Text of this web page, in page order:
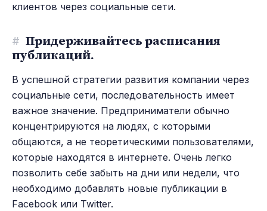
клиентов через социальные сети.
# Придерживайтесь расписания
публикаций.
В успешной стратегии развития компании через
социальные сети, последовательность имеет
важное значение. Предприниматели обычно
концентрируются на людях, с которыми
общаются, а не теоретическими пользователями,
которые находятся в интернете. Очень легко
позволить себе забыть на дни или недели, что
необходимо добавлять новые публикации в
Facebook или Twitter.